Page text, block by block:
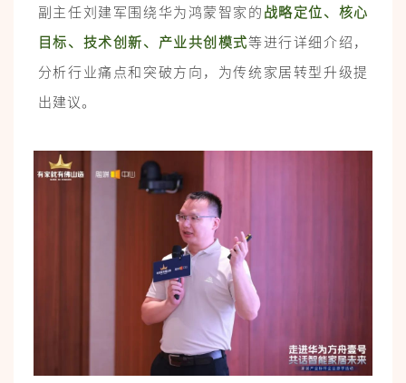
副主任刘建军围绕华为鸿蒙智家的战略定位、核心
目标、技术创新、产业共创模式等进行详细介绍，
分析行业痛点和突破方向，为传统家居转型升级提
出建议。